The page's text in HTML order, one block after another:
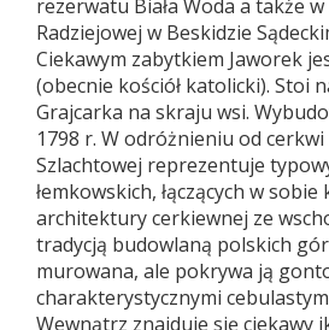
rezerwatu Biała Woda a także
Radziejowej w Beskidzie
Ciekawym zabytkiem Jaworek
(obecnie kościół katolicki). Stoi
Grajcarka na skraju wsi.
1798 r. W odróżnieniu od
Szlachtowej reprezentuje
łemkowskich, łączących w sobie
architektury cerkiewnej ze
tradycją budowlaną polskich
murowana, ale pokrywa ją
charakterystycznymi
Wewnątrz znajduje się ciekawy